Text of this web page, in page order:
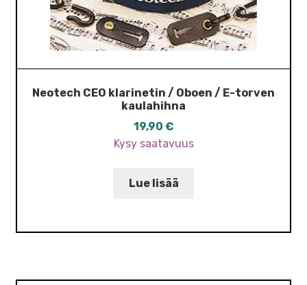
Neotech CEO klarinetin / Oboen / E-torven
kaulahihna
19,90 €
Kysy saatavuus
Lue lisää